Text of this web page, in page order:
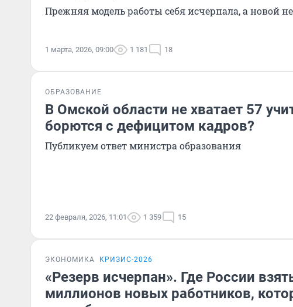
Прежняя модель работы себя исчерпала, а новой
1 марта, 2026, 09:00 1 181 18
ОБРАЗОВАНИЕ
В Омской области не хватает 57
борются с дефицитом кадров?
Публикуем ответ министра образования
22 февраля, 2026, 11:01 1 359 15
ЭКОНОМИКА КРИЗИС-2026
«Резерв исчерпан». Где России
миллионов новых работников,